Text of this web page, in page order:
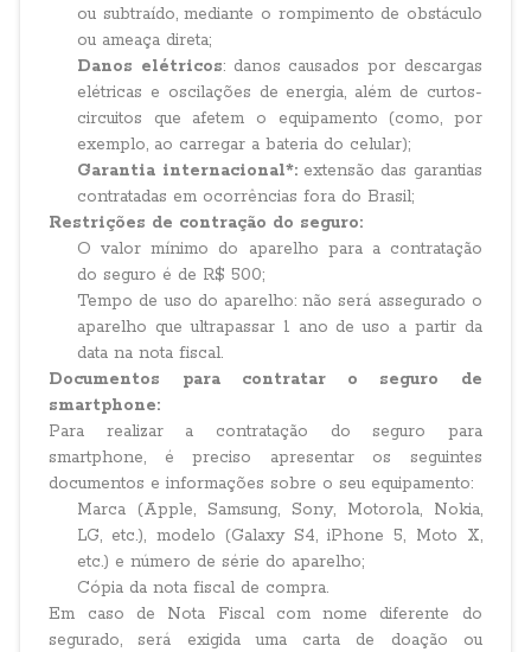
ou subtraído, mediante o rompimento de obstáculo
ou ameaça direta;
Danos elétricos: danos causados por descargas
elétricas e oscilações de energia, além de curtos-
circuitos que afetem o equipamento (como, por
exemplo, ao carregar a bateria do celular);
Garantia internacional*:extensão das garantias
contratadas em ocorrências fora do Brasil;
Restrições de contração do seguro:
O valor mínimo do aparelho para a contratação
do seguro é de R$ 500;
Tempo de uso do aparelho: não será assegurado o
aparelho que ultrapassar 1 ano de uso a partir da
data na nota fiscal.
Documentos para contratar o seguro de
smartphone:
Para realizar a contratação do seguro para
smartphone, é preciso apresentar os seguintes
documentos e informações sobre o seu equipamento:
Marca (Apple, Samsung, Sony, Motorola, Nokia,
LG, etc.), modelo (Galaxy S4, iPhone 5, Moto X,
etc.) e número de série do aparelho;
Cópia da nota fiscal de compra.
Em caso de Nota Fiscal com nome diferente do
segurado, será exigida uma carta de doação ou